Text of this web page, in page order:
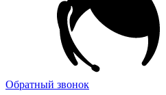
Обратный звонок